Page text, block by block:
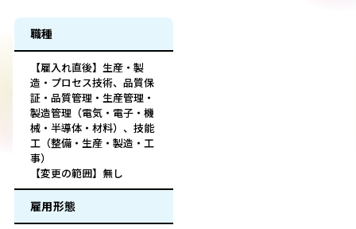
職種
【雇入れ直後】生産・製
造・プロセス技術、品質保
証・品質管理・生産管理・
製造管理（電気・電子・機
械・半導体・材料）、技能
工（整備・生産・製造・工
事）
【変更の範囲】無し
雇用形態